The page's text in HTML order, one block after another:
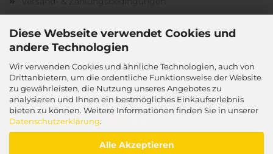
Diese Webseite verwendet Cookies und
andere Technologien
Wir verwenden Cookies und ähnliche Technologien, auch von
Drittanbietern, um die ordentliche Funktionsweise der Website
zu gewährleisten, die Nutzung unseres Angebotes zu
analysieren und Ihnen ein bestmögliches Einkaufserlebnis
bieten zu können. Weitere Informationen finden Sie in unserer
Datenschutzerklärung.
Alle Akzeptieren
Cookie Einstellungen
Zahlungsarten: